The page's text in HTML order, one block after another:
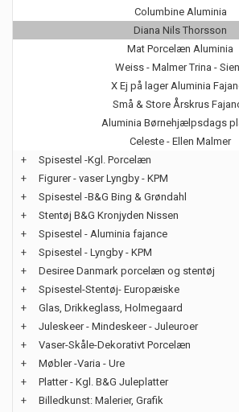
Columbine Aluminia
Diana Nils Thorsson
Mat Porcelæn Aluminia
Weiss - Malmer Trina -
X Ej på lager Aluminia
Små & Store Årskrus
Aluminia Børnehjælpsdags
Celeste - Ellen Malmer
+
Spisestel -Kgl. Porcelæn
+
Figurer - vaser Lyngby - KPM
+
Spisestel -B&G Bing & Grøndahl
+
Stentøj B&G Kronjyden Nissen
+
Spisestel - Aluminia fajance
+
Spisestel - Lyngby - KPM
+
Desiree Danmark porcelæn og stentøj
+
Spisestel-Stentøj- Europæiske
+
Glas, Drikkeglass, Holmegaard
+
Juleskeer - Mindeskeer - Juleuroer
+
Vaser-Skåle-Dekorativt Porcelæn
+
Møbler -Varia - Ure
+
Platter - Kgl. B&G Juleplatter
+
Billedkunst: Malerier, Grafik